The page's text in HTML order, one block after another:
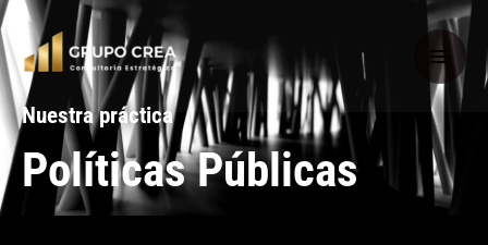
Ir
al
contenido
Nuestra práctica
Políticas Públicas